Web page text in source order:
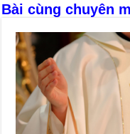
Bài cùng chuyên